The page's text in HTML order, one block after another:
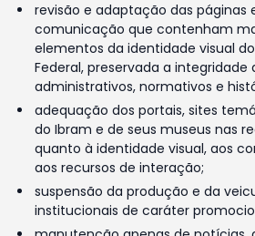
revisão e adaptação das páginas
comunicação que contenham
elementos da identidade visual
Federal, preservada a
administrativos, normativos e
adequação dos portais, sites
do Ibram e de seus museus nas
quanto à identidade visual, aos
aos recursos de interação;
suspensão da produção e da
institucionais de caráter